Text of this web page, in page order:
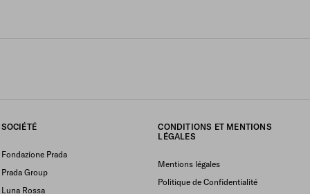
SOCIÉTÉ
Fondazione Prada
Prada Group
Luna Rossa
CONDITIONS ET MENTIONS
LÉGALES
Mentions légales
Politique de Confidentialité